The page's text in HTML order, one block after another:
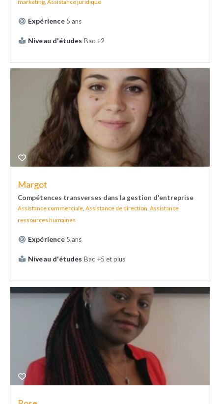
marketing, Assistance juridique
Expérience 5 ans
Niveau d'études Bac +2
Margot
Compétences transverses dans la gestion d'entreprise
Assistance commerciale, Assistance de direction, Assistance
ressources humaines
Expérience 5 ans
Niveau d'études Bac +5 et plus